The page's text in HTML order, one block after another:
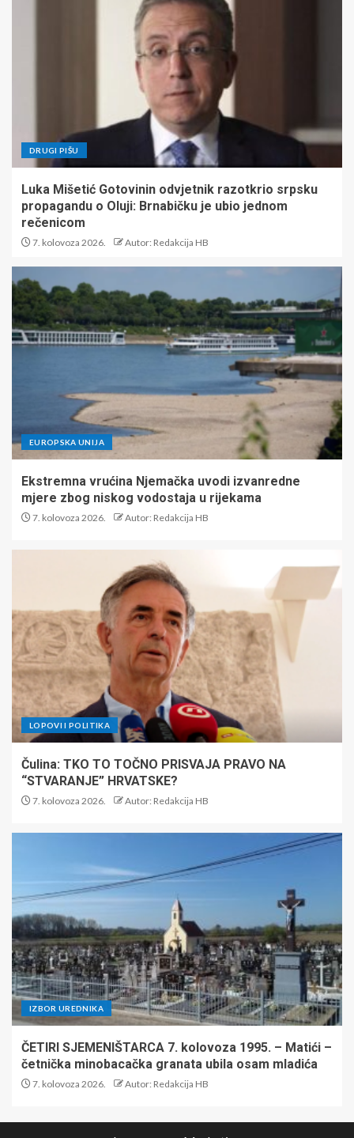
DRUGI PIŠU
Luka Mišetić Gotovinin odvjetnik razotkrio srpsku
propagandu o Oluji: Brnabičku je ubio jednom
rečenicom
7. kolovoza 2026. Autor: Redakcija HB
EUROPSKA UNIJA
Ekstremna vrućina Njemačka uvodi izvanredne
mjere zbog niskog vodostaja u rijekama
7. kolovoza 2026. Autor: Redakcija HB
LOPOVI I POLITIKA
Čulina: TKO TO TOČNO PRISVAJA PRAVO NA
“STVARANJE” HRVATSKE?
7. kolovoza 2026. Autor: Redakcija HB
IZBOR UREDNIKA
ČETIRI SJEMENIŠTARCA 7. kolovoza 1995. – Matići –
četnička minobacačka granata ubila osam mladića
7. kolovoza 2026. Autor: Redakcija HB